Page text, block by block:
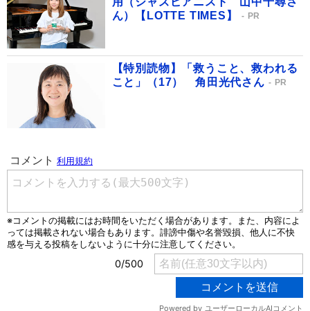
ん）【LOTTE TIMES】
PR
【特別読物】「救うこと、救われる
こと」（17） 角田光代さん
PR